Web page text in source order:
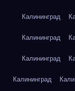
Калининград
Калининград
Калининград
Калининград